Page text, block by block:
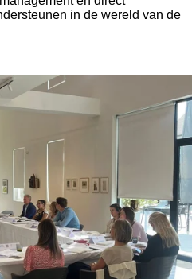
in de wereld van de